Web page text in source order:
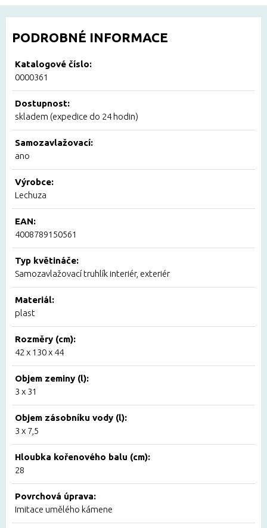
PODROBNÉ INFORMACE
Katalogové číslo:
0000361
Dostupnost:
skladem (expedice do 24 hodin)
Samozavlažovací:
ano
Výrobce:
Lechuza
EAN:
4008789150561
Typ květináče:
Samozavlažovací truhlík interiér, exteriér
Materiál:
plast
Rozměry (cm):
42 x 130 x 44
Objem zeminy (l):
3 x 31
Objem zásobníku vody (l):
3 x 7,5
Hloubka kořenového balu (cm):
28
Povrchová úprava:
Imitace umělého kámene